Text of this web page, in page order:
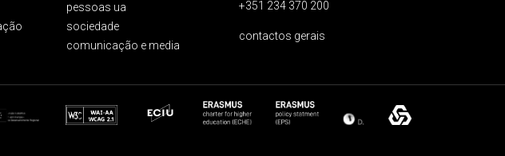
pessoas ua
sociedade
comunicação e media
+351 234 370 200
contactos gerais